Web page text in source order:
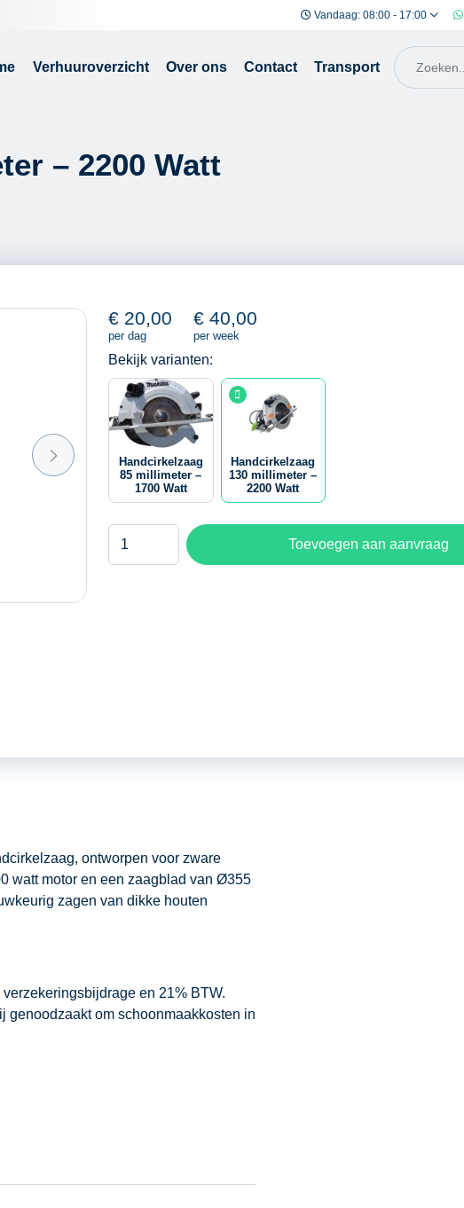
Vandaag: 08:00 - 17:00
Verhuuroverzicht Over ons Contact Transport
– 2200 Watt
€ 20,00
per dag
€ 40,00
per week
Bekijk varianten:
Handcirkelzaag
85 millimeter –
1700 Watt
Handcirkelzaag
130 millimeter –
2200 Watt
Handcirkelzaag
Toevoegen aan aanvraag
ontworpen voor zware
watt motor en een zaagblad van Ø355
zagen van dikke houten
en 21% BTW.
genoodzaakt om schoonmaakkosten in